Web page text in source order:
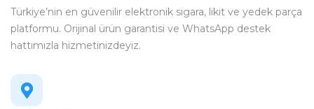
Türkiye’nin en güvenilir elektronik sigara, likit ve yedek parça
platformu. Orijinal ürün garantisi ve WhatsApp destek
hattımızla hizmetinizdeyiz.